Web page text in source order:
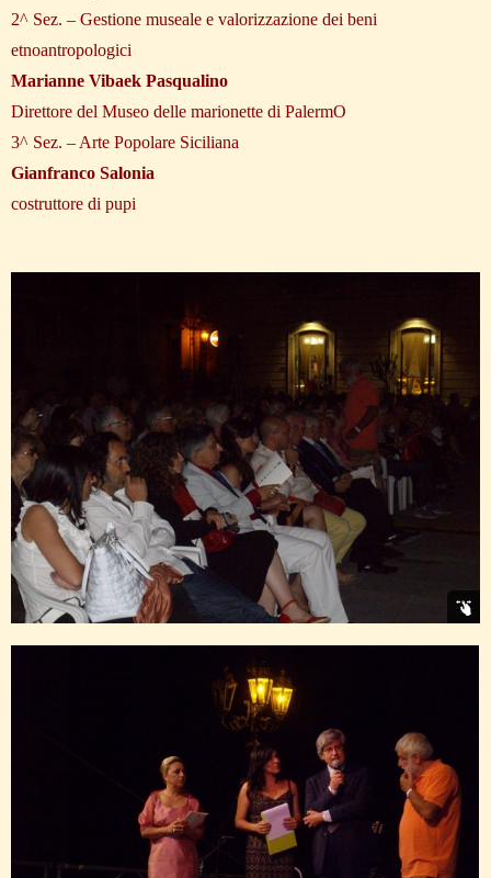
2^ Sez. – Gestione museale e valorizzazione dei beni
etnoantropologici
Marianne Vibaek Pasqualino
Direttore del Museo delle marionette di PalermO
3^ Sez. – Arte Popolare Siciliana
Gianfranco Salonia
costruttore di pupi